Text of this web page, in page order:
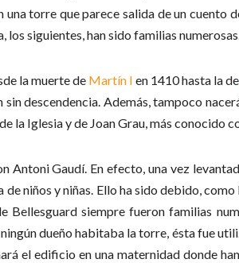
torre que parece salida de un cuento
siguientes, han sido familias
la muerte de Martín I en 1410 hasta la de
descendencia. Además, tampoco
la Iglesia y de Joan Grau, más conocido
Antoni Gaudí. En efecto, una vez
niños y niñas. Ello ha sido debido,
Bellesguard siempre fueron familias
dueño habitaba la torre, ésta fue
el edificio en una maternidad donde